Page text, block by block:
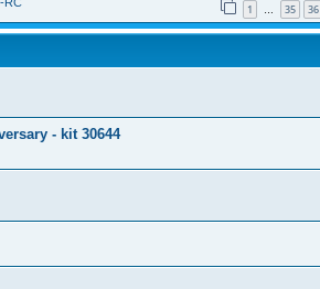
1 … 35 36
- kit 30644